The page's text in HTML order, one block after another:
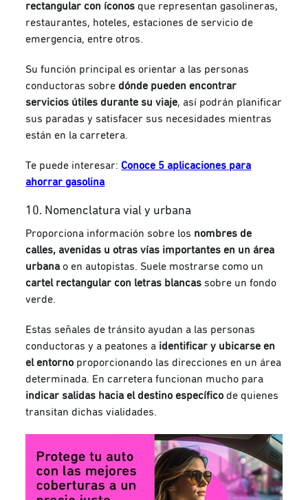
rectangular con íconosque representan gasolineras,
restaurantes, hoteles, estaciones de servicio de
emergencia, entre otros.
Su función principal es orientar a las personas
conductoras sobredónde pueden encontrar
servicios útiles durante su viaje, así podrán planificar
sus paradas y satisfacer sus necesidades mientras
están en la carretera.
Te puede interesar: Conoce 5 aplicaciones para
ahorrar gasolina
10. Nomenclatura vial y urbana
Proporciona información sobre los nombres de
calles, avenidas u otras vías importantes en un área
urbana o en autopistas. Suele mostrarse como un
cartel rectangular con letras blancas sobre un fondo
verde.
Estas señales de tránsito ayudan a las personas
conductoras y a peatones a identificar y ubicarse en
el entorno proporcionando las direcciones en un área
determinada. En carretera funcionan mucho para
indicar salidas hacia el destino específicode quienes
transitan dichas vialidades.